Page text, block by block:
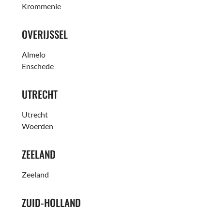
Krommenie
OVERIJSSEL
Almelo
Enschede
UTRECHT
Utrecht
Woerden
ZEELAND
Zeeland
ZUID-HOLLAND